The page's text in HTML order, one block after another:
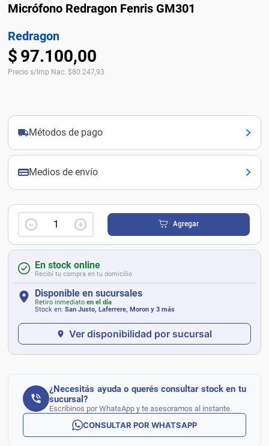
Micrófono Redragon Fenris GM301
Redragon
$ 97.100,00
Precio s/Imp Nac. $80.247,93
Métodos de pago
Medios de envío
＋
－ Agregar
En stock online
Recibí tu compra en tu domicilio
Disponible en sucursales
Retiro inmediato en el día
Stock en: San Justo, Laferrere, Moron y 3 más
Ver disponibilidad por sucursal
¿Necesitás ayuda o querés consultar stock en tu
sucursal?
Escribinos por WhatsApp y te asesoramos al instante.
CONSULTAR POR WHATSAPP